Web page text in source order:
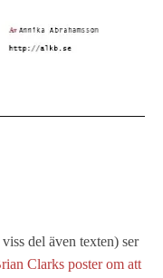
del även texten) ser
Clarks poster om att